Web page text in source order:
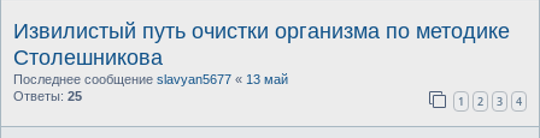
Извилистый путь очистки организма по методике
Столешникова
Последнее сообщение slavyan5677 « 13 май
Ответы: 25 1 2 3 4